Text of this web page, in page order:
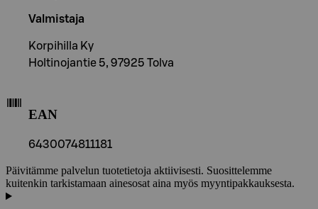
Valmistaja
Korpihilla Ky
Holtinojantie 5, 97925 Tolva
EAN
6430074811181
Päivitämme palvelun tuotetietoja aktiivisesti. Suosittelemme
kuitenkin tarkistamaan ainesosat aina myös myyntipakkauksesta.